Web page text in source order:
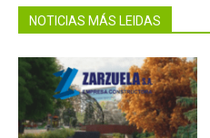
NOTICIAS MÁS LEIDAS